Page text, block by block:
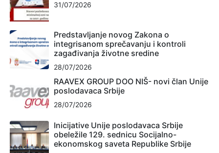
31/07/2026
Predstavljanje novog Zakona o
integrisanom sprečavanju i kontroli
zagađivanja životne sredine
28/07/2026
RAAVEX GROUP DOO NIŠ- novi član Unije
poslodavaca Srbije
28/07/2026
Inicijative Unije poslodavaca Srbije
obeležile 129. sednicu Socijalno-
ekonomskog saveta Republike Srbije